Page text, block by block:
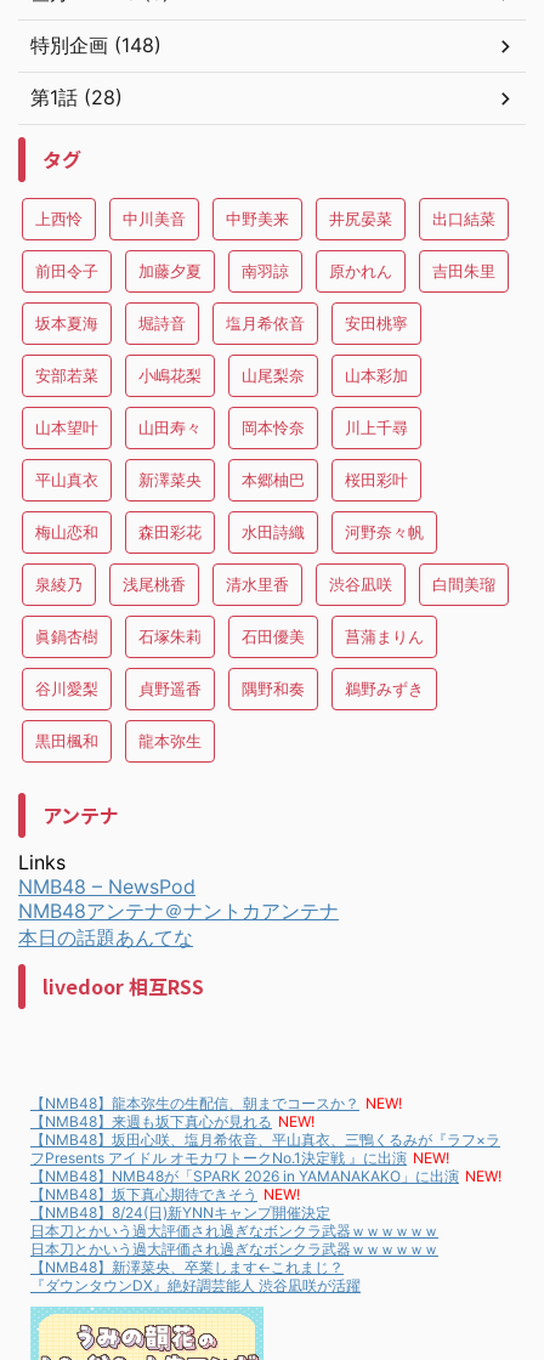
特別企画 (148)
第1話 (28)
タグ
上西怜 中川美音 中野美来 井尻晏菜 出口結菜
前田令子 加藤夕夏 南羽諒 原かれん 吉田朱里
坂本夏海 堀詩音 塩月希依音 安田桃寧
安部若菜 小嶋花梨 山尾梨奈 山本彩加
山本望叶 山田寿々 岡本怜奈 川上千尋
平山真衣 新澤菜央 本郷柚巴 桜田彩叶
梅山恋和 森田彩花 水田詩織 河野奈々帆
泉綾乃 浅尾桃香 清水里香 渋谷凪咲 白間美瑠
眞鍋杏樹 石塚朱莉 石田優美 菖蒲まりん
谷川愛梨 貞野遥香 隅野和奏 鵜野みずき
黒田楓和 龍本弥生
アンテナ
Links
NMB48 – NewsPod
NMB48アンテナ＠ナントカアンテナ
本日の話題あんてな
livedoor 相互RSS
【NMB48】龍本弥生の生配信、朝までコースか？ NEW!
【NMB48】来週も坂下真心が見れる NEW!
【NMB48】坂田心咲、塩月希依音、平山真衣、三鴨くるみが『ラフ×ラ
フPresents アイドル オモカワトークNo.1決定戦 』に出演 NEW!
【NMB48】NMB48が「SPARK 2026 in YAMANAKAKO」に出演 NEW!
【NMB48】坂下真心期待できそう NEW!
【NMB48】8/24(日)新YNNキャンプ開催決定
日本刀とかいう過大評価され過ぎなボンクラ武器ｗｗｗｗｗｗ
日本刀とかいう過大評価され過ぎなボンクラ武器ｗｗｗｗｗｗ
【NMB48】新澤菜央、卒業します←これまじ？
『ダウンタウンDX』絶好調芸能人 渋谷凪咲が活躍